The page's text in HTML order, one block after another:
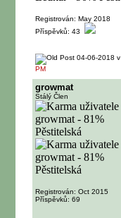
Registrován: May 2018
Příspěvků: 43
04-06-2018 v
PM
growmat
Stálý Člen
Registrován: Oct 2015
Příspěvků: 69